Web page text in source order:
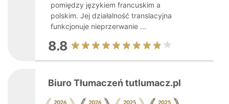
pomiędzy językiem francuskim a
polskim. Jej działalność translacyjna
funkcjonuje nieprzerwanie ...
8.8
Biuro Tłumaczeń tutlumacz.pl